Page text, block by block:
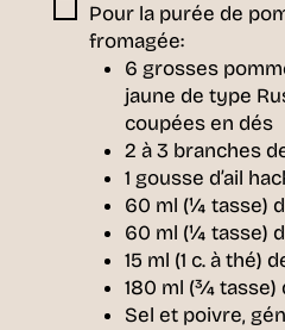
Pour la purée de
fromagée:
6 grosses
jaune de type
coupées en dés
2 à 3 branches
1 gousse d’ail
60 ml (¼ tasse)
60 ml (¼ tasse)
15 ml (1 c. à thé)
180 ml (¾ tasse)
Sel et poivre,